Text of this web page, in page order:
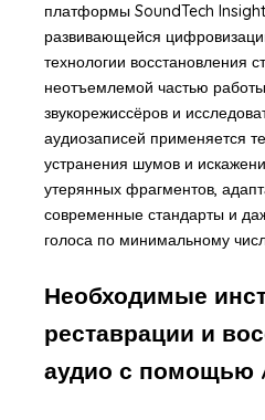
платформы SoundTech
развивающейся
технологии восстановления
неотъемлемой частью
звукорежиссёров и
аудиозаписей применяется
устранения шумов и
утерянных фрагментов,
современные стандарты и
голоса по минимальному
Необходимые
реставрации и
аудио с помощью